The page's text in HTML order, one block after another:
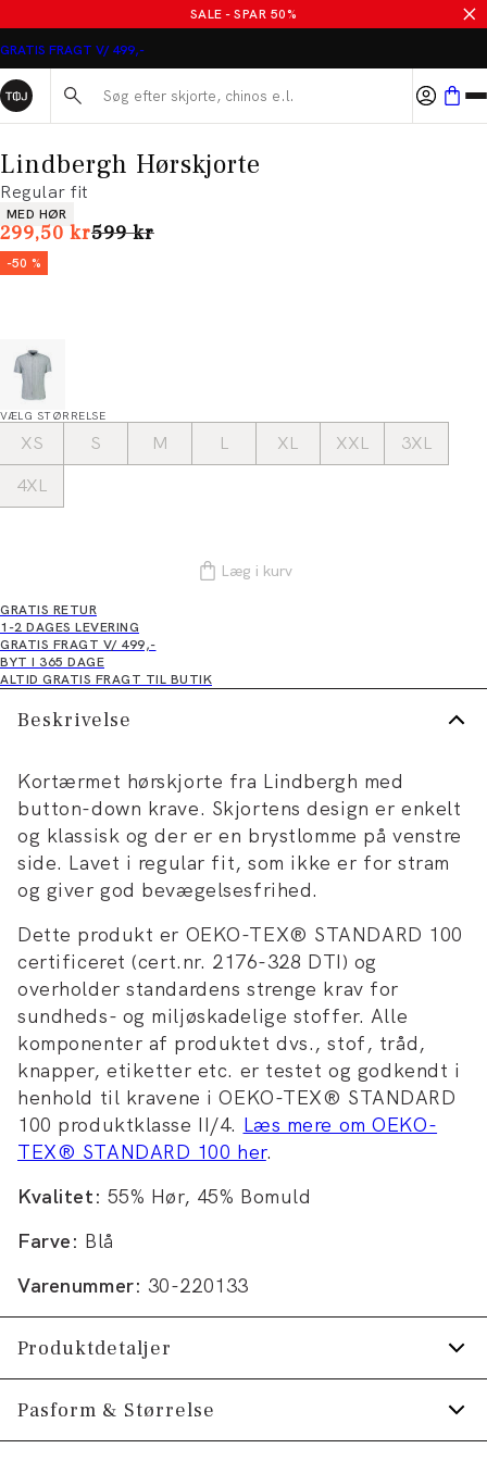
SALE - SPAR 50%
GRATIS FRAGT V/ 499,-
Søg her...
Lindbergh Hørskjorte
Regular fit
Produkt egenskaber
MED HØR
299,50 krI alt (uden rabat)
599 kr
-50 %
VÆLG STØRRELSE
XS S M L XL XXL
3XL
4XL
Læg i kurv
GRATIS RETUR
1-2 DAGES LEVERING
GRATIS FRAGT V/ 499,-
BYT I 365 DAGE
ALTID GRATIS FRAGT TIL BUTIK
Beskrivelse
Kortærmet hørskjorte fra Lindbergh med
button-down krave. Skjortens design er enkelt
og klassisk og der er en brystlomme på venstre
side. Lavet i regular fit, som ikke er for stram
og giver god bevægelsesfrihed.
Dette produkt er OEKO-TEX® STANDARD 100
certificeret (cert.nr. 2176-328 DTI) og
overholder standardens strenge krav for
sundheds- og miljøskadelige stoffer. Alle
komponenter af produktet dvs., stof, tråd,
knapper, etiketter etc. er testet og godkendt i
henhold til kravene i OEKO-TEX® STANDARD
100 produktklasse II/4. Læs mere om OEKO-
TEX® STANDARD 100 her.
Kvalitet: 55% Hør, 45% Bomuld
Farve: Blå
Varenummer: 30-220133
Produktdetaljer
Lomme på venstre bryst.
Skjorten har button-down krave.
Pasform & Størrelse